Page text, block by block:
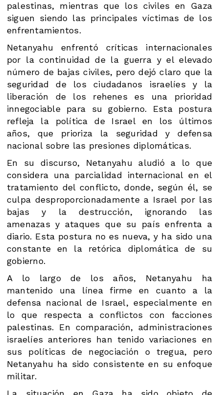
palestinas, mientras que los civiles en Gaza
siguen siendo las principales víctimas de los
enfrentamientos​.
Netanyahu enfrentó críticas internacionales
por la continuidad de la guerra y el elevado
número de bajas civiles, pero dejó claro que la
seguridad de los ciudadanos israelíes y la
liberación de los rehenes es una prioridad
innegociable para su gobierno. Esta postura
refleja la política de Israel en los últimos
años, que prioriza la seguridad y defensa
nacional sobre las presiones diplomáticas.
En su discurso, Netanyahu aludió a lo que
considera una parcialidad internacional en el
tratamiento del conflicto, donde, según él, se
culpa desproporcionadamente a Israel por las
bajas y la destrucción, ignorando las
amenazas y ataques que su país enfrenta a
diario. Esta postura no es nueva, y ha sido una
constante en la retórica diplomática de su
gobierno​.
A lo largo de los años, Netanyahu ha
mantenido una línea firme en cuanto a la
defensa nacional de Israel, especialmente en
lo que respecta a conflictos con facciones
palestinas. En comparación, administraciones
israelíes anteriores han tenido variaciones en
sus políticas de negociación o tregua, pero
Netanyahu ha sido consistente en su enfoque
militar.